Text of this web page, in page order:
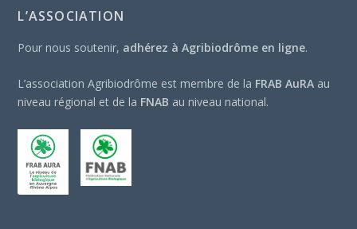
L’ASSOCIATION
Pour nous soutenir, adhérez à Agribiodrôme en ligne.
L’association Agribiodrôme est membre de la FRAB AuRA au
niveau régional et de la FNAB au niveau national.